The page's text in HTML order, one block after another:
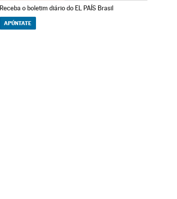
Receba o boletim diário do EL PAÍS Brasil
APÚNTATE